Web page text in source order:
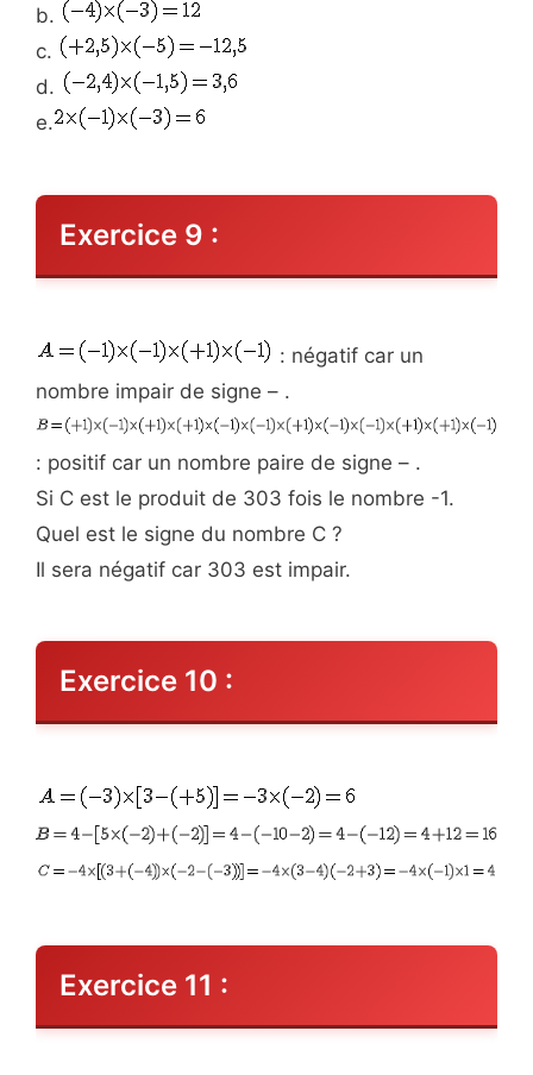
b.
c.
d.
e.
Exercice 9 :
: négatif car un
nombre impair de signe – .
: positif car un nombre paire de signe – .
Si C est le produit de 303 fois le nombre -1.
Quel est le signe du nombre C ?
Il sera négatif car 303 est impair.
Exercice 10 :
Exercice 11 :